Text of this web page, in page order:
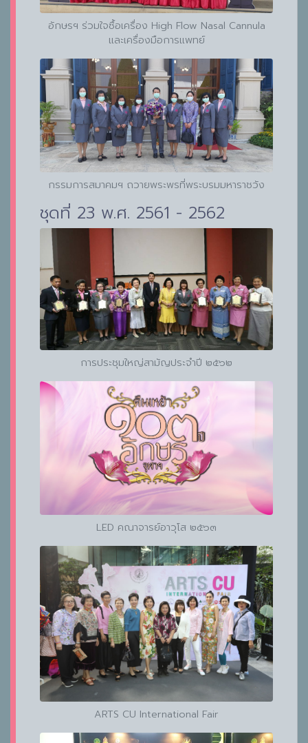
อักษรฯ ร่วมใจซื้อเครื่อง High Flow Nasal Cannula
และเครื่องมือการแพทย์
กรรมการสมาคมฯ ถวายพระพรที่พระบรมมหาราชวัง
ชุดที่ 23 พ.ศ. 2561 - 2562
การประชุมใหญ่สามัญประจำปี ๒๕๖๒
LED คณาจารย์อาวุโส ๒๕๖๓
ARTS CU International Fair